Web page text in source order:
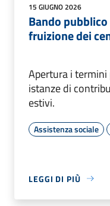
15 GIUGNO 2026
Bando
fruizione dei
Apertura i termini
istanze di
estivi.
Assistenza sociale
LEGGI DI PIÙ